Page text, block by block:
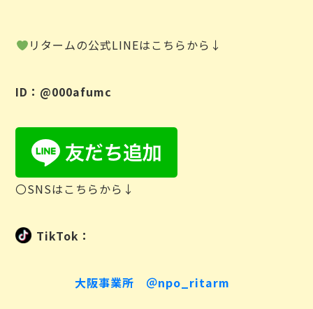
リタームの公式LINEはこちらから↓
ID：@000afumc
〇SNSはこちらから↓
TikTok：
大阪事業所 ＠npo_ritarm